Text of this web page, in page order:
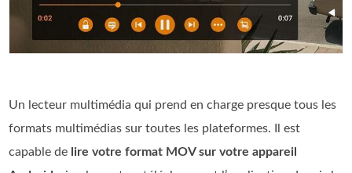
Un lecteur multimédia qui prend en charge presque tous les
formats multimédias sur toutes les plateformes. Il est
capable de lire votre format MOV sur votre appareil